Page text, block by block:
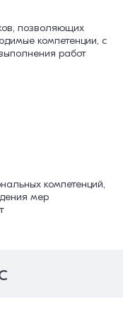
позволяющих
компетенции, с
работ
компетенций,
мер